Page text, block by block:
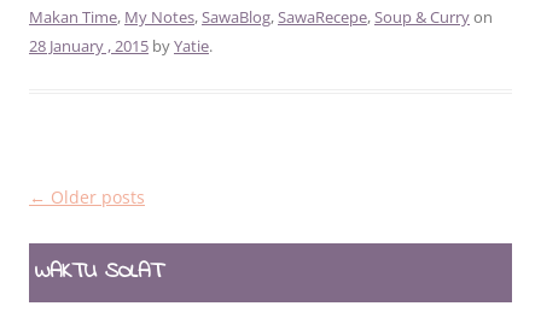
Makan Time, My Notes,SawaBlog,SawaRecepe,Soup & Curryon
28 January , 2015 byYatie.
Post
← Older posts
WAKTU SOLAT